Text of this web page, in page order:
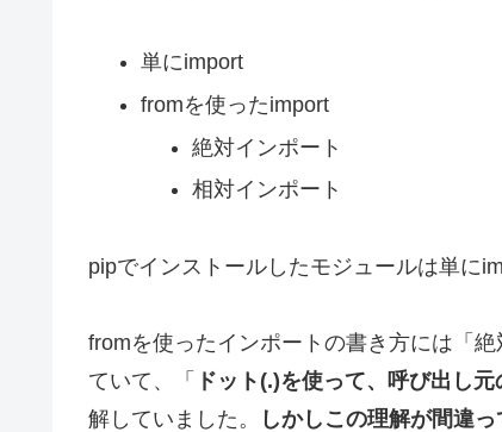
単にimport
fromを使ったimport
絶対インポート
相対インポート
pipでインストールしたモジュールは単に
fromを使ったインポートの書き方には「
ていて、「 ドット(.)を使って、呼び出し
解していました。
しかしこの理解が間違